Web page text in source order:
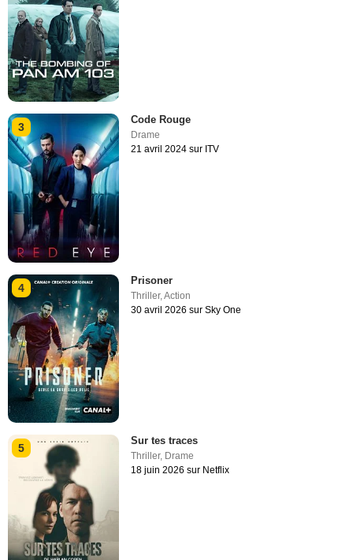
3
Code Rouge
Drame
21 avril 2024 sur ITV
4
Prisoner
Thriller,Action
30 avril 2026 sur Sky One
5
Sur tes traces
Thriller, Drame
18 juin 2026 sur Netflix